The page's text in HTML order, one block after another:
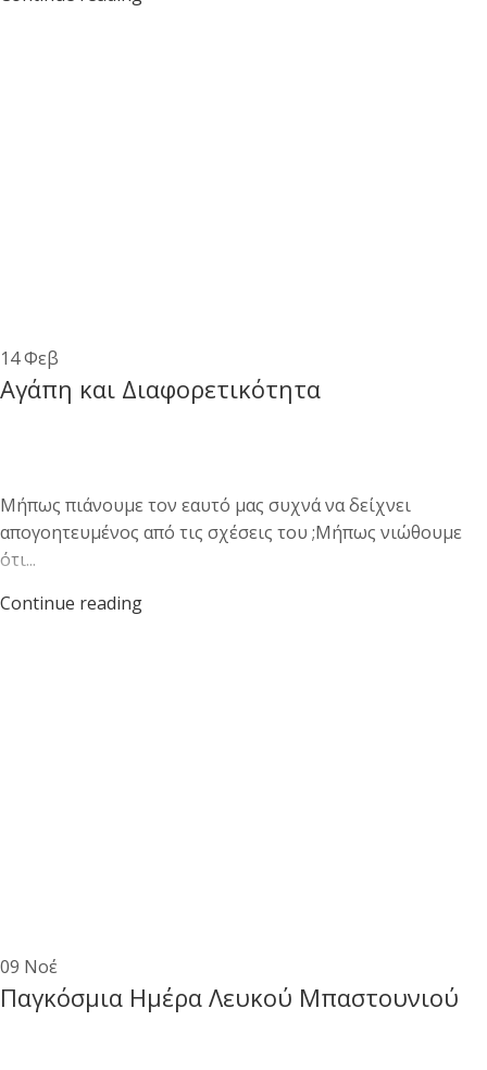
14Φεβ
Αγάπη και Διαφορετικότητα
Μήπως πιάνουμε τον εαυτό μας συχνά να δείχνει
απογοητευμένος από τις σχέσεις του ;Μήπως νιώθουμε
ότι...
Continue reading
09 Νοέ
Παγκόσμια Ημέρα Λευκού Μπαστουνιού